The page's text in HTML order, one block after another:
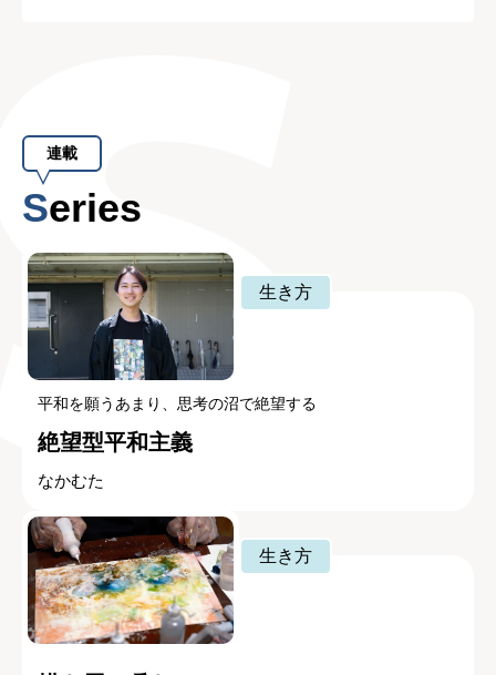
連載
Series
生き方
平和を願うあまり、思考の沼で絶望する
絶望型平和主義
なかむた
生き方